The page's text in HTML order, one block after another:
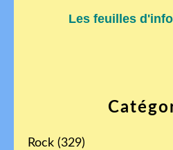
Rock (329)
Les feuilles